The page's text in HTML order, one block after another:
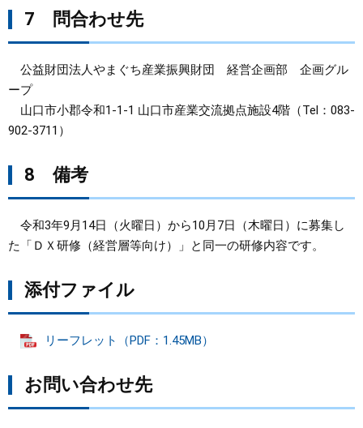
7 問合わせ先
公益財団法人やまぐち産業振興財団 経営企画部 企画グル
ープ
山口市小郡令和1-1-1 山口市産業交流拠点施設4階（Tel：083-
902-3711）
8 備考
令和3年9月14日（火曜日）から10月7日（木曜日）に募集し
た「ＤＸ研修（経営層等向け）」と同一の研修内容です。
添付ファイル
リーフレット（PDF：1.45MB）
お問い合わせ先